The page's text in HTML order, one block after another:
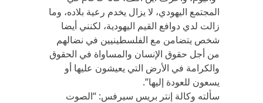
المجتمع اليهودي، لا يزال يخدم رعية بلاده، وما
زالت لدي دوافع القيم اليهودية، لكنني أيضا
شخص يتضامن مع الفلسطينيين في نضالهم
من أجل حقوق الإنسان والمساواة في الحقوق
والكرامة في الأرض التي يعيشون عليها أو
يسعون للعودة إليها”‪.‬
سألته وكالة إنتر بريس سيرفس: “الصوت